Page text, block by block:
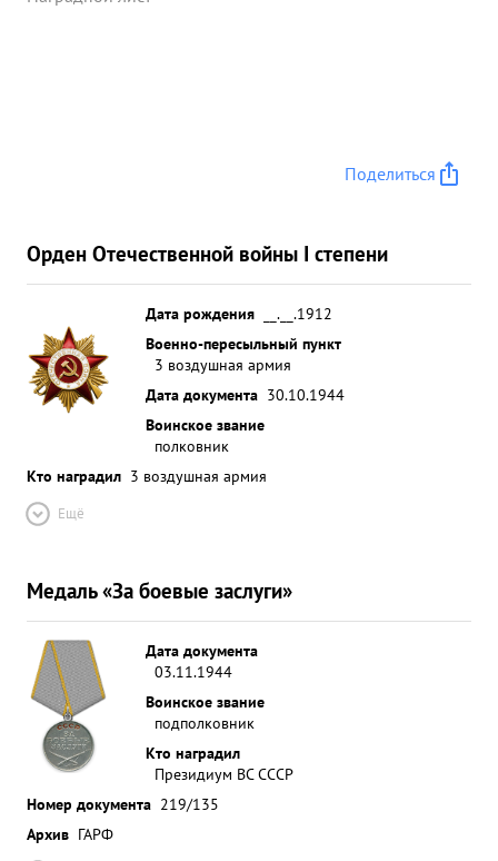
Поделиться
Орден Отечественной войны I степени
Дата рождения
__.__.1912
Военно-пересыльный пункт
3 воздушная армия
Дата документа 30.10.1944
Воинское звание
полковник
Кто наградил 3 воздушная армия
Ещё
Медаль «За боевые заслуги»
Дата документа
03.11.1944
Воинское звание
подполковник
Кто наградил
Президиум ВС СССР
Номер документа 219/135
Архив ГАРФ